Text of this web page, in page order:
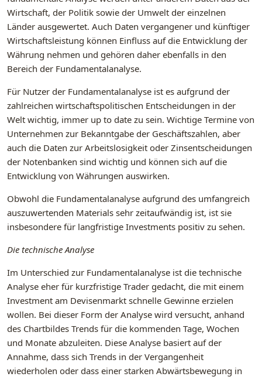
Wirtschaft, der Politik sowie der Umwelt der einzelnen
Länder ausgewertet. Auch Daten vergangener und künftiger
Wirtschaftsleistung können Einfluss auf die Entwicklung der
Währung nehmen und gehören daher ebenfalls in den
Bereich der Fundamentalanalyse.
Für Nutzer der Fundamentalanalyse ist es aufgrund der
zahlreichen wirtschaftspolitischen Entscheidungen in der
Welt wichtig, immer up to date zu sein. Wichtige Termine von
Unternehmen zur Bekanntgabe der Geschäftszahlen, aber
auch die Daten zur Arbeitslosigkeit oder Zinsentscheidungen
der Notenbanken sind wichtig und können sich auf die
Entwicklung von Währungen auswirken.
Obwohl die Fundamentalanalyse aufgrund des umfangreich
auszuwertenden Materials sehr zeitaufwändig ist, ist sie
insbesondere für langfristige Investments positiv zu sehen.
Die technische Analyse
Im Unterschied zur Fundamentalanalyse ist die technische
Analyse eher für kurzfristige Trader gedacht, die mit einem
Investment am Devisenmarkt schnelle Gewinne erzielen
wollen. Bei dieser Form der Analyse wird versucht, anhand
des Chartbildes Trends für die kommenden Tage, Wochen
und Monate abzuleiten. Diese Analyse basiert auf der
Annahme, dass sich Trends in der Vergangenheit
wiederholen oder dass einer starken Abwärtsbewegung in